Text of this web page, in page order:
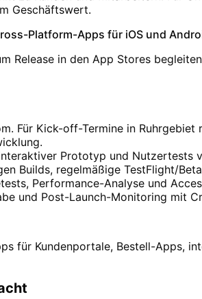
Geschäftswert.
Platform-Apps für iOS und
Release in den App Stores
Für Kick-off-Termine in
Prototyp und Nutzertests
Builds, regelmäßige TestFlight/
Performance-Analyse und
und Post-Launch-Monitoring mit
für Kundenportale, Bestell-Apps,